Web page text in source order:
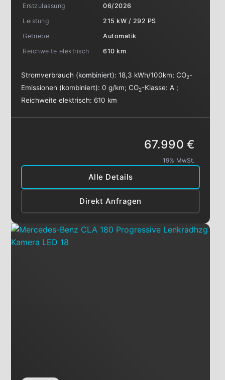
Erstzulassung
06/2026
Leistung
215 kW / 292 PS
Getriebe
Automatik
Reichweite elektrisch
610 km
Stromverbrauch (kombiniert):18,3 kWh/100km;CO2-
Emissionen (kombiniert):0 g/km;CO2-Klasse:A ;
Reichweite elektrisch: 610 km
Alle Details
Direkt Anfragen
67.990 €
19% MwSt.